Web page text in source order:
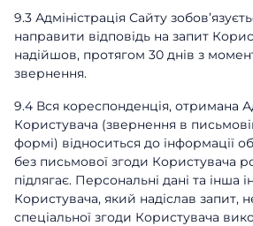
9.3 Адміністрація Сайту
направити відповідь на запит
надійшов, протягом 30 днів з
звернення.
9.4 Вся кореспонденція, отримана
Користувача (звернення в
формі) відноситься до інформації
без письмової згоди Користувача
підлягає. Персональні дані та інша
Користувача, який надіслав запит,
спеціальної згоди Користувача